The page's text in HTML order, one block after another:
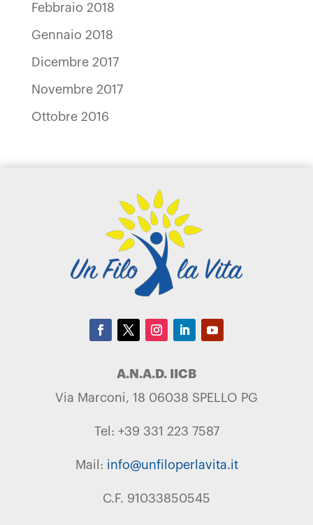
Febbraio 2018
Gennaio 2018
Dicembre 2017
Novembre 2017
Ottobre 2016
A.N.A.D. IICB
Via Marconi, 18 06038 SPELLO PG
Tel: +39 331 223 7587
Mail: info@unfiloperlavita.it
C.F. 91033850545